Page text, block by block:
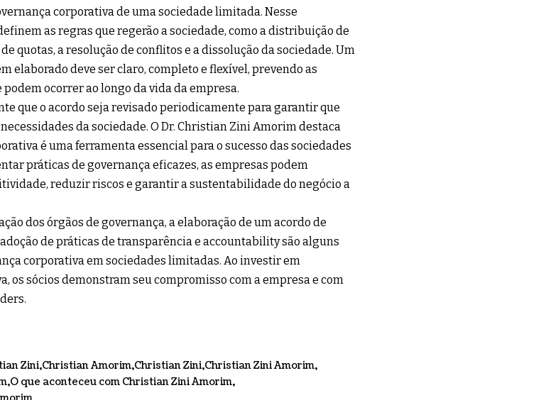
corporativa de uma sociedade limitada. Nesse
as regras que regerão a sociedade, como a distribuição de
quotas, a resolução de conflitos e a dissolução da sociedade. Um
elaborado deve ser claro, completo e flexível, prevendo as
ocorrer ao longo da vida da empresa.
que o acordo seja revisado periodicamente para garantir que
da sociedade. O Dr. Christian Zini Amorim destaca
é uma ferramenta essencial para o sucesso das sociedades
práticas de governança eficazes, as empresas podem
reduzir riscos e garantir a sustentabilidade do negócio a
dos órgãos de governança, a elaboração de um acordo de
de práticas de transparência e accountability são alguns
corporativa em sociedades limitadas. Ao investir em
os sócios demonstram seu compromisso com a empresa e com
Zini Christian Amorim Christian Zini Christian Zini Amorim
O que aconteceu com Christian Zini Amorim